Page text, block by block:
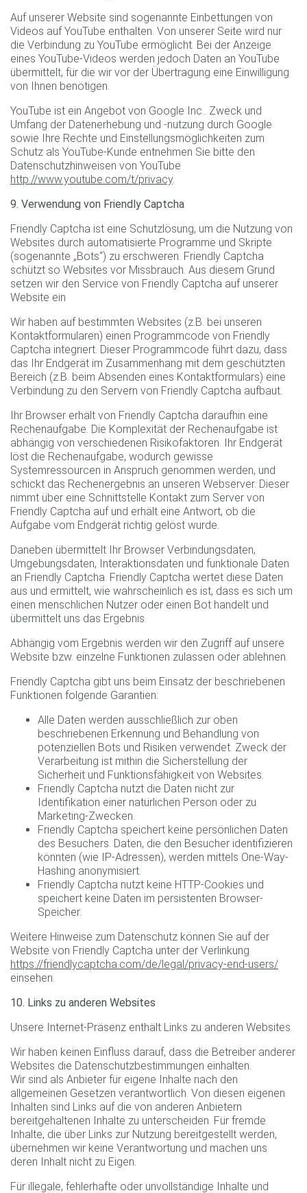
Auf unserer Website sind sogenannte Einbettungen von
Videos auf YouTube enthalten. Von unserer Seite wird nur
die Verbindung zu YouTube ermöglicht. Bei der Anzeige
eines YouTube-Videos werden jedoch Daten an YouTube
übermittelt, für die wir vor der Übertragung eine Einwilligung
von Ihnen benötigen.
YouTube ist ein Angebot von Google Inc.. Zweck und
Umfang der Datenerhebung und -nutzung durch Google
sowie Ihre Rechte und Einstellungsmöglichkeiten zum
Schutz als YouTube-Kunde entnehmen Sie bitte den
Datenschutzhinweisen von YouTube
http://www.youtube.com/t/privacy.
9. Verwendung von Friendly Captcha
Friendly Captcha ist eine Schutzlösung, um die Nutzung von
Websites durch automatisierte Programme und Skripte
(sogenannte „Bots“) zu erschweren. Friendly Captcha
schützt so Websites vor Missbrauch. Aus diesem Grund
setzen wir den Service von Friendly Captcha auf unserer
Website ein
Wir haben auf bestimmten Websites (z.B. bei unseren
Kontaktformularen) einen Programmcode von Friendly
Captcha integriert. Dieser Programmcode führt dazu, dass
das Ihr Endgerät im Zusammenhang mit dem geschützten
Bereich (z.B. beim Absenden eines Kontaktformulars) eine
Verbindung zu den Servern von Friendly Captcha aufbaut.
Ihr Browser erhält von Friendly Captcha daraufhin eine
Rechenaufgabe. Die Komplexität der Rechenaufgabe ist
abhängig von verschiedenen Risikofaktoren. Ihr Endgerät
löst die Rechenaufgabe, wodurch gewisse
Systemressourcen in Anspruch genommen werden, und
schickt das Rechenergebnis an unseren Webserver. Dieser
nimmt über eine Schnittstelle Kontakt zum Server von
Friendly Captcha auf und erhält eine Antwort, ob die
Aufgabe vom Endgerät richtig gelöst wurde.
Daneben übermittelt Ihr Browser Verbindungsdaten,
Umgebungsdaten, Interaktionsdaten und funktionale Daten
an Friendly Captcha. Friendly Captcha wertet diese Daten
aus und ermittelt, wie wahrscheinlich es ist, dass es sich um
einen menschlichen Nutzer oder einen Bot handelt und
übermittelt uns das Ergebnis.
Abhängig vom Ergebnis werden wir den Zugriff auf unsere
Website bzw. einzelne Funktionen zulassen oder ablehnen.
Friendly Captcha gibt uns beim Einsatz der beschriebenen
Funktionen folgende Garantien:
Alle Daten werden ausschließlich zur oben
beschriebenen Erkennung und Behandlung von
potenziellen Bots und Risiken verwendet. Zweck der
Verarbeitung ist mithin die Sicherstellung der
Sicherheit und Funktionsfähigkeit von Websites.
Friendly Captcha nutzt die Daten nicht zur
Identifikation einer natürlichen Person oder zu
Marketing-Zwecken.
Friendly Captcha speichert keine persönlichen Daten
des Besuchers. Daten, die den Besucher identifizieren
könnten (wie IP-Adressen), werden mittels One-Way-
Hashing anonymisiert.
Friendly Captcha nutzt keine HTTP-Cookies und
speichert keine Daten im persistenten Browser-
Speicher.
Weitere Hinweise zum Datenschutz können Sie auf der
Website von Friendly Captcha unter der Verlinkung
https://friendlycaptcha.com/de/legal/privacy-end-users/
einsehen.
10. Links zu anderen Websites
Unsere Internet-Präsenz enthält Links zu anderen Websites.
Wir haben keinen Einfluss darauf, dass die Betreiber anderer
Websites die Datenschutzbestimmungen einhalten.
Wir sind als Anbieter für eigene Inhalte nach den
allgemeinen Gesetzen verantwortlich. Von diesen eigenen
Inhalten sind Links auf die von anderen Anbietern
bereitgehaltenen Inhalte zu unterscheiden. Für fremde
Inhalte, die über Links zur Nutzung bereitgestellt werden,
übernehmen wir keine Verantwortung und machen uns
deren Inhalt nicht zu Eigen.
Für illegale, fehlerhafte oder unvollständige Inhalte und